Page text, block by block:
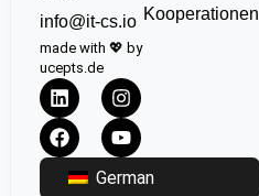
info@it-cs.io
made with 💖 by
ucepts.de
German
Kooperationen